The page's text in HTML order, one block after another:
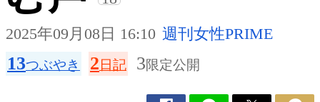
2025年09月08日 16:10 週刊女性PRIME
13つぶやき 2日記 3限定公開